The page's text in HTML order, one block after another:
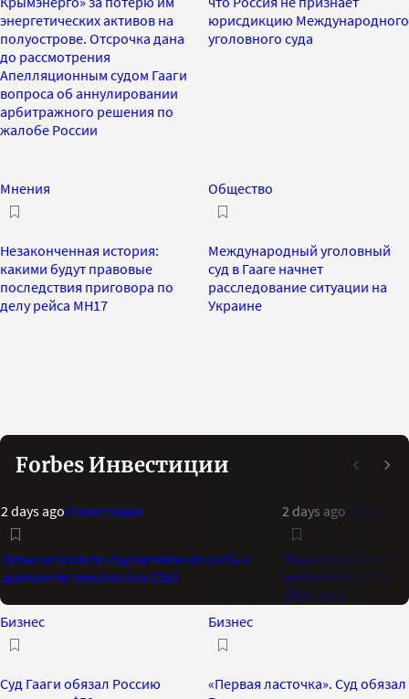
энергетических активов на
полуострове. Отсрочка дана
до рассмотрения
Апелляционным судом Гааги
вопроса об аннулировании
арбитражного решения по
жалобе России
юрисдикцию Международного
уголовного суда
Мнения
Незаконченная история:
какими будут правовые
последствия приговора по
делу рейса MH17
Общество
Международный уголовный
суд в Гааге начнет
расследование ситуации на
Украине
Forbes Инвестиции
2 days agoИнвестиции
Цены на золото подскочили на слабых
данных по занятости в США
2 days ago
Индикатор Bank of
максимальный
2021 года
Бизнес
Суд Гааги обязал Россию
Бизнес
«Первая ласточка». Суд обязал